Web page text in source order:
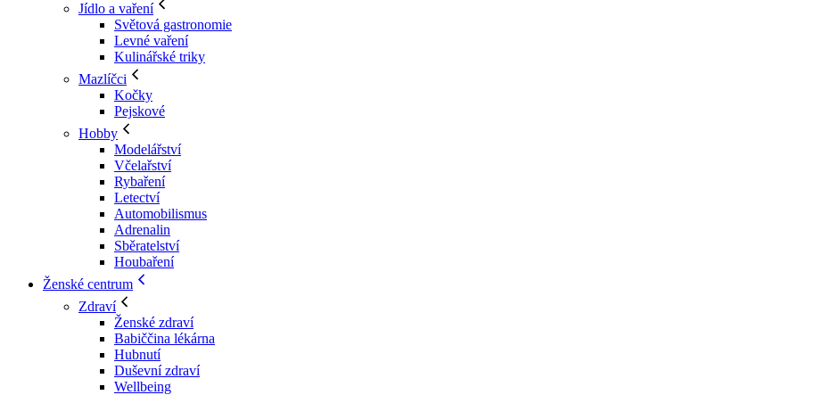
Jídlo a vaření
Světová gastronomie
Levné vaření
Kulinářské triky
Mazlíčci
Kočky
Pejskové
Hobby
Modelářství
Včelařství
Rybaření
Letectví
Automobilismus
Adrenalin
Sběratelství
Houbaření
Ženské centrum
Zdraví
Ženské zdraví
Babiččina lékárna
Hubnutí
Duševní zdraví
Wellbeing